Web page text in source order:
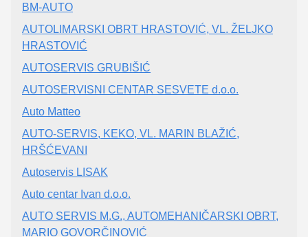
BM-AUTO
AUTOLIMARSKI OBRT HRASTOVIĆ, VL. ŽELJKO
HRASTOVIĆ
AUTOSERVIS GRUBIŠIĆ
AUTOSERVISNI CENTAR SESVETE d.o.o.
Auto Matteo
AUTO-SERVIS, KEKO, VL. MARIN BLAŽIĆ,
HRŠĆEVANI
Autoservis LISAK
Auto centar Ivan d.o.o.
AUTO SERVIS M.G., AUTOMEHANIČARSKI OBRT,
MARIO GOVORČINOVIĆ